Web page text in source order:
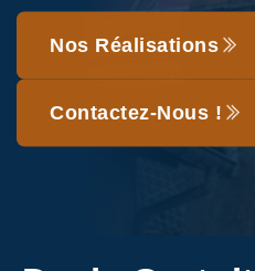
Nos Réalisations
Contactez-Nous !